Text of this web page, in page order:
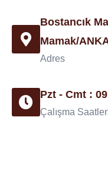
Bostancık
Mamak/
Adres
Pzt - Cmt :
Çalışma